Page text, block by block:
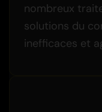
nombreux
solutions du
inefficaces et